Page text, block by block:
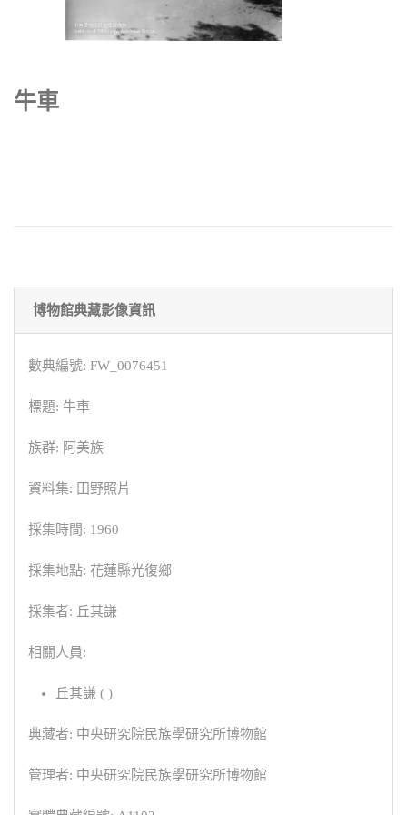
牛車
博物館典藏影像資訊
數典編號: FW_0076451
標題: 牛車
族群: 阿美族
資料集: 田野照片
採集時間: 1960
採集地點: 花蓮縣光復鄉
採集者: 丘其謙
相關人員:
丘其謙 ( )
典藏者: 中央研究院民族學研究所博物館
管理者: 中央研究院民族學研究所博物館